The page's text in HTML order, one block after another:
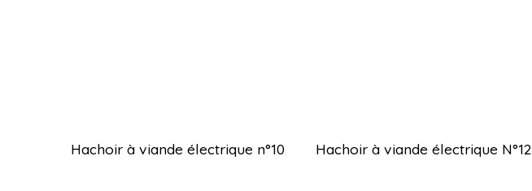
Hachoir à viande électrique n°10 Hachoir à viande électrique N°12